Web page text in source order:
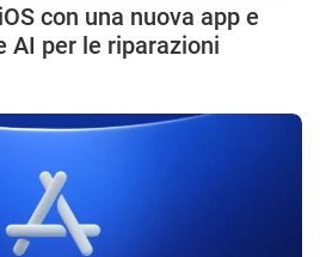
con una nuova app e
AI per le riparazioni